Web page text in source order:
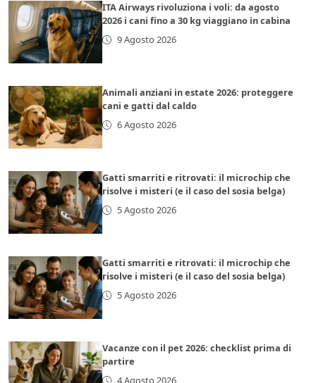
ITA Airways rivoluziona i voli: da agosto
2026 i cani fino a 30 kg viaggiano in cabina
9 Agosto 2026
Animali anziani in estate 2026: proteggere
cani e gatti dal caldo
6 Agosto 2026
Gatti smarriti e ritrovati: il microchip che
risolve i misteri (e il caso del sosia belga)
5 Agosto 2026
Gatti smarriti e ritrovati: il microchip che
risolve i misteri (e il caso del sosia belga)
5 Agosto 2026
Vacanze con il pet 2026: checklist prima di
partire
4 Agosto 2026